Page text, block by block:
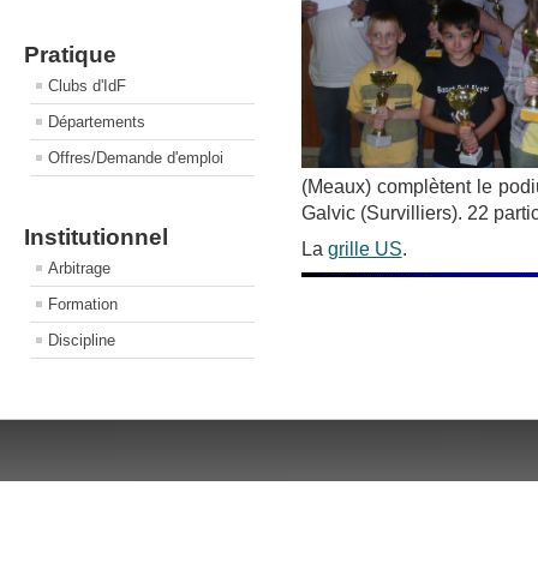
Pratique
Clubs d'IdF
Départements
Offres/Demande d'emploi
Institutionnel
Arbitrage
Formation
Discipline
(Meaux) complètent le
Galvic (Survilliers). 22
La grille US.